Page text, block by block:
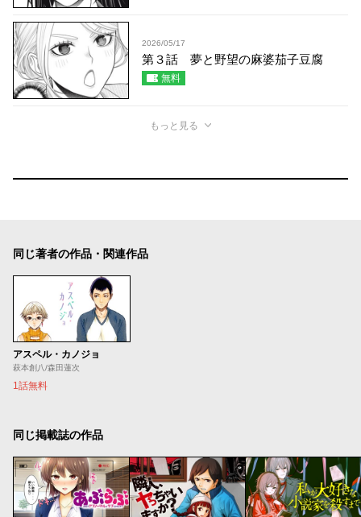
2026/05/17
第３話 夢と野望の麻婆茄子豆腐
無料
もっと見る
同じ著者の作品・関連作品
アスペル・カノジョ
萩本創八/森田蓮次
1話無料
同じ掲載誌の作品